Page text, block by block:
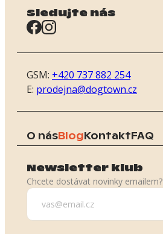
Sledujte nás
GSM: +420 737 882 254
E: prodejna@dogtown.cz
O násBlogKontaktFAQ
Newsletter klub
Chcete dostávat novinky emailem?